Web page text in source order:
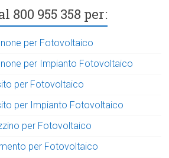
800 955 358 per:
per Fotovoltaico
per Impianto Fotovoltaico
per Fotovoltaico
per Impianto Fotovoltaico
per Fotovoltaico
per Fotovoltaico